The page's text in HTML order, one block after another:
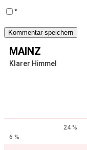
*
MAINZ
Klarer Himmel
24 %
6 %